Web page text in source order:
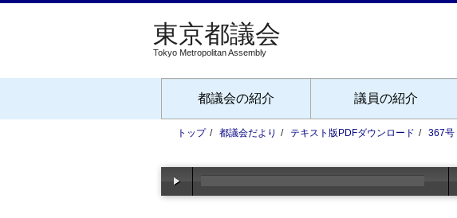
Tokyo Metropolitan Assembly
都議会の紹介 議員の紹介
トップ 都議会だより テキスト版PDFダウンロード 367号